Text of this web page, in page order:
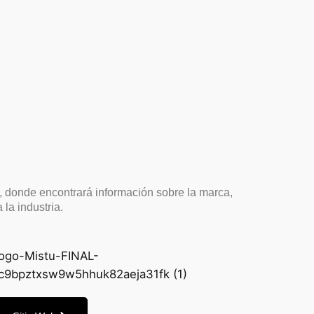
donde encontrará información sobre la marca,
la industria.